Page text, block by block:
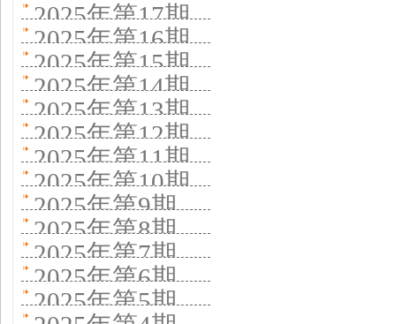
2025年第17期
2025年第16期
2025年第15期
2025年第14期
2025年第13期
2025年第12期
2025年第11期
2025年第10期
2025年第9期
2025年第8期
2025年第7期
2025年第6期
2025年第5期